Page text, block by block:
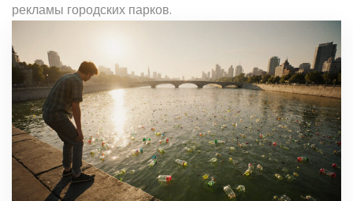
рекламы городских парков.